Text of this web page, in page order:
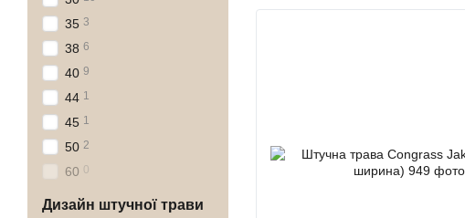
35 3
38 6
40 9
44 1
45 1
50 2
60 0
Дизайн штучної трави